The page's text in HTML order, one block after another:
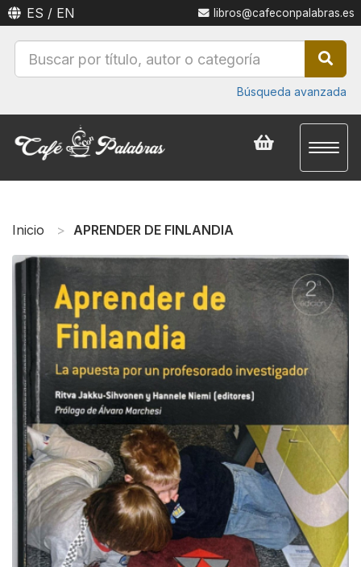
ES / EN libros@cafeconpalabras.es
Búsqueda avanzada
Inicio APRENDER DE FINLANDIA